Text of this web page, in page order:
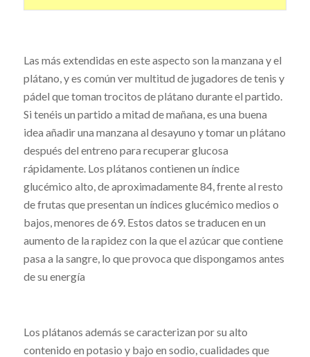
Las más extendidas en este aspecto son la manzana y el
plátano, y es común ver multitud de jugadores de tenis y
pádel que toman trocitos de plátano durante el partido.
Si tenéis un partido a mitad de mañana, es una buena
idea añadir una manzana al desayuno y tomar un plátano
después del entreno para recuperar glucosa
rápidamente. Los plátanos contienen un índice
glucémico alto, de aproximadamente 84, frente al resto
de frutas que presentan un índices glucémico medios o
bajos, menores de 69. Estos datos se traducen en un
aumento de la rapidez con la que el azúcar que contiene
pasa a la sangre, lo que provoca que dispongamos antes
de su energía
Los plátanos además se caracterizan por su alto
contenido en potasio y bajo en sodio, cualidades que